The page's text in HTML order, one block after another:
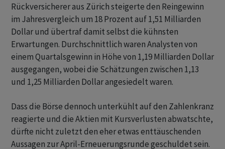
Rückversicherer aus Zürich steigerte den Reingewinn
im Jahresvergleich um 18 Prozent auf 1,51 Milliarden
Dollar und übertraf damit selbst die kühnsten
Erwartungen. Durchschnittlich waren Analysten von
einem Quartalsgewinn in Höhe von 1,19 Milliarden Dollar
ausgegangen, wobei die Schätzungen zwischen 1,13
und 1,25 Milliarden Dollar angesiedelt waren.
Dass die Börse dennoch unterkühlt auf den Zahlenkranz
reagierte und die Aktien mit Kursverlusten abwatschte,
dürfte nicht zuletzt den eher etwas enttäuschenden
Aussagen zur April-Erneuerungsrunde geschuldet sein.